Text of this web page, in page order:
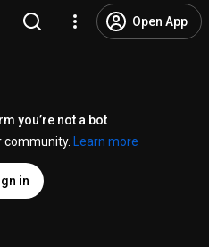
Open App
you’re not a bot
community.
Learn more
in